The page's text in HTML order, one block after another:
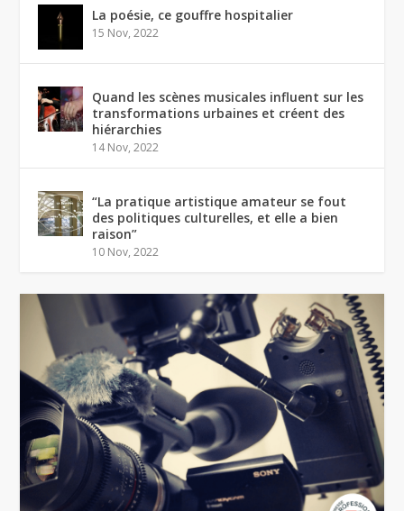
La poésie, ce gouffre hospitalier
15 Nov, 2022
Quand les scènes musicales influent sur les
transformations urbaines et créent des
hiérarchies
14 Nov, 2022
“La pratique artistique amateur se fout
des politiques culturelles, et elle a bien
raison”
10 Nov, 2022